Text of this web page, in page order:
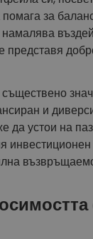
помага за
представя
съществено
и
да устои на